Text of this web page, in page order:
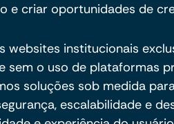
e criar oportunidades de
websites institucionais
sem o uso de plataformas
soluções sob medida
escalabilidade e